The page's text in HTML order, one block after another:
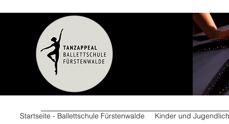
Startseite - Ballettschule Fürstenwalde Kinder und